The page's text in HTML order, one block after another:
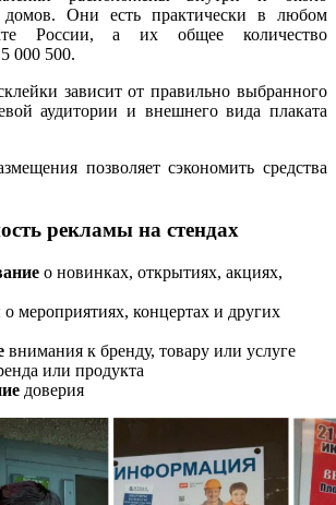
домов. Они есть практически в любом
России, а их общее количество
000 500.
зависит от правильно выбранного
аудитории и внешнего вида плаката
позволяет сэкономить средства
рекламы на стендах
о новинках, открытиях, акциях,
о мероприятиях, концертах и других
внимания к бренду, товару или услуге
или продукта
доверия